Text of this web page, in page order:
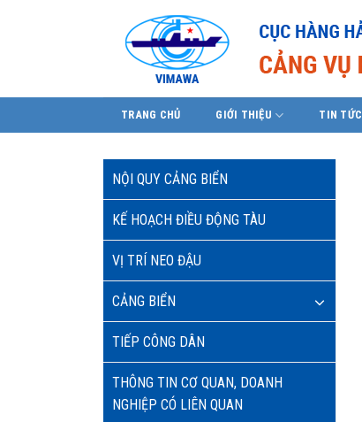
TRANG CHỦ GIỚI THIỆU TIN TỨC
NỘI QUY CẢNG BIỂN
KẾ HOẠCH ĐIỀU ĐỘNG TÀU
VỊ TRÍ NEO ĐẬU
CẢNG BIỂN
TIẾP CÔNG DÂN
THÔNG TIN CƠ QUAN, DOANH
NGHIỆP CÓ LIÊN QUAN